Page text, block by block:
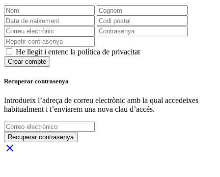
He llegit i entenc la política de privacitat
Crear compte
Recuperar contrasenya
Introdueix l’adreça de correu electrònic amb la qual accedeixes
habitualment i t’enviarem una nova clau d’accés.
Recuperar contrasenya
close